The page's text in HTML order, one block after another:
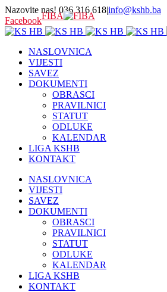
Nazovite nas! 036 316 618|info@kshb.ba
FacebookFIBA
NASLOVNICA
VIJESTI
SAVEZ
DOKUMENTI
OBRASCI
PRAVILNICI
STATUT
ODLUKE
KALENDAR
LIGA KSHB
KONTAKT
NASLOVNICA
VIJESTI
SAVEZ
DOKUMENTI
OBRASCI
PRAVILNICI
STATUT
ODLUKE
KALENDAR
LIGA KSHB
KONTAKT